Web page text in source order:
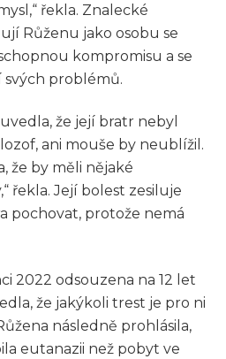
řekla. Znalecké
Růženu jako osobu se
kompromisu a se
svých problémů.
že její bratr nebyl
ani mouše by neublížil.
že by měli nějaké
řekla. Její bolest zesiluje
pochovat, protože nemá
2022 odsouzena na 12 let
že jakýkoli trest je pro ni
následně prohlásila,
eutanazii než pobyt ve